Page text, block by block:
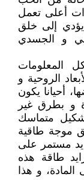
أعلى تعمل
إلى خلق
و الجسدي
الروحية و
أحيانا يكون
و بطرق غير
متماسك
موجة طاقية
مستمر على
طاقة هذه
و هذا